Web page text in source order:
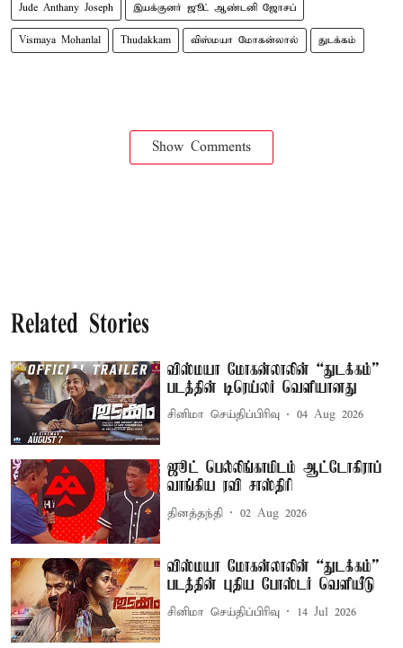
Jude Anthany Joseph இயக்குனர் ஜூட் ஆண்டனி ஜோசப்
Vismaya Mohanlal Thudakkam விஸ்மயா மோகன்லால் துடக்கம்
Show Comments
Related Stories
விஸ்மயா மோகன்லாலின் “துடக்கம்”
படத்தின் டிரெய்லர் வெளியானது
சினிமா செய்திப்பிரிவு 04 Aug 2026
ஜூட் பெல்லிங்காமிடம் ஆட்டோகிராப்
வாங்கிய ரவி சாஸ்திரி
தினத்தந்தி 02 Aug 2026
விஸ்மயா மோகன்லாலின் “துடக்கம்”
படத்தின் புதிய போஸ்டர் வெளியீடு
சினிமா செய்திப்பிரிவு 14 Jul 2026